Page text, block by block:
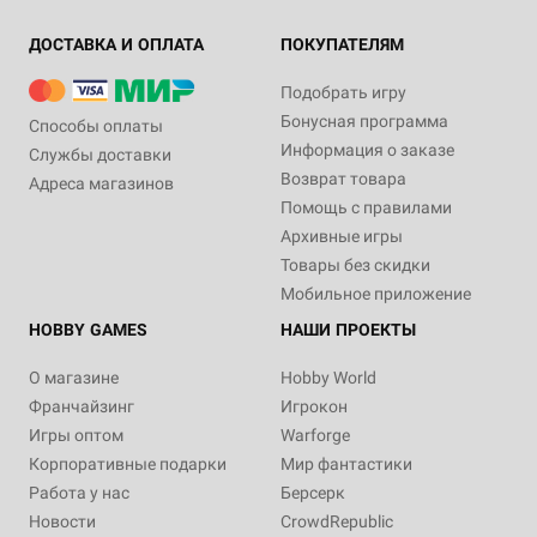
ДОСТАВКА И ОПЛАТА
Способы оплаты
Службы доставки
Адреса магазинов
ПОКУПАТЕЛЯМ
Подобрать игру
Бонусная программа
Информация о заказе
Возврат товара
Помощь с правилами
Архивные игры
Товары без скидки
Мобильное приложение
HOBBY GAMES
О магазине
Франчайзинг
Игры оптом
Корпоративные подарки
Работа у нас
Новости
НАШИ ПРОЕКТЫ
Hobby World
Игрокон
Warforge
Мир фантастики
Берсерк
CrowdRepublic